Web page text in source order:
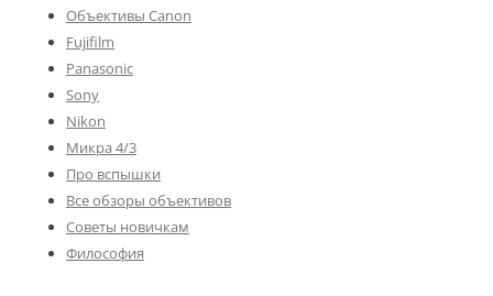
Объективы Canon
Fujifilm
Panasonic
Sony
Nikon
Микра 4/3
Про вспышки
Все обзоры объективов
Советы новичкам
Философия